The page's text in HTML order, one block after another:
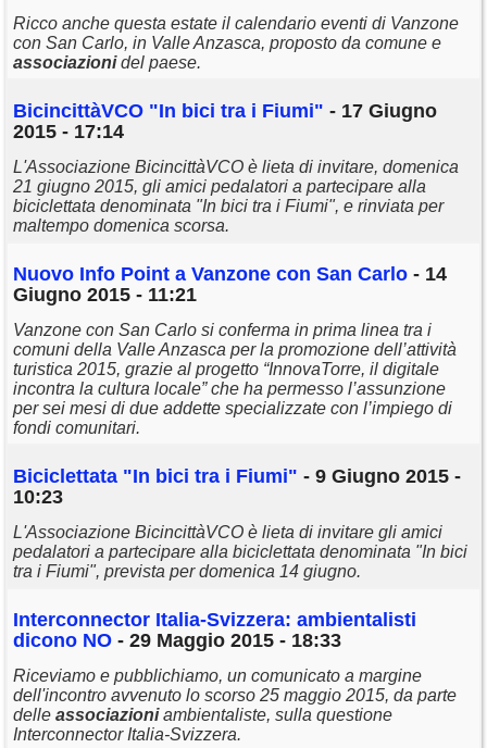
Ricco anche questa estate il calendario eventi di Vanzone
con San Carlo, in Valle Anzasca, proposto da comune e
associazionidel paese.
BicincittàVCO "In bici tra i Fiumi" - 17 Giugno
2015 - 17:14
L'Associazione BicincittàVCO è lieta di invitare, domenica
21 giugno 2015, gli amici pedalatori a partecipare alla
biciclettata denominata "In bici tra i Fiumi", e rinviata per
maltempo domenica scorsa.
Nuovo Info Point a Vanzone con San Carlo - 14
Giugno 2015 - 11:21
Vanzone con San Carlo si conferma in prima linea tra i
comuni della Valle Anzasca per la promozione dell’attività
turistica 2015, grazie al progetto “InnovaTorre, il digitale
incontra la cultura locale” che ha permesso l’assunzione
per sei mesi di due addette specializzate con l’impiego di
fondi comunitari.
Biciclettata "In bici tra i Fiumi" - 9 Giugno 2015 -
10:23
L'Associazione BicincittàVCO è lieta di invitare gli amici
pedalatori a partecipare alla biciclettata denominata "In bici
tra i Fiumi", prevista per domenica 14 giugno.
Interconnector Italia-Svizzera: ambientalisti
dicono NO - 29 Maggio 2015 - 18:33
Riceviamo e pubblichiamo, un comunicato a margine
dell'incontro avvenuto lo scorso 25 maggio 2015, da parte
delle associazioniambientaliste, sulla questione
Interconnector Italia-Svizzera.